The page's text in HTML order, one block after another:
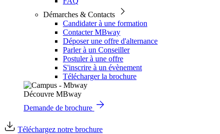
Démarches & Contacts
Candidater à une formation
Contacter MBway
Déposer une offre d'alternance
Parler à un Conseiller
Postuler à une offre
S'inscrire à un évènement
Télécharger la brochure
Découvre MBway
Demande de brochure
Téléchargez notre brochure